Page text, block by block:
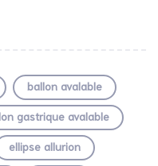
ballon avalable
gastrique avalable
ellipse allurion